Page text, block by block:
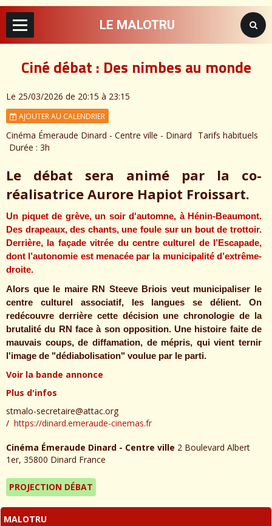
LE MALOTRU
Ciné débat : Des nimbes au monde
Le 25/03/2026 de 20:15 à 23:15
AJOUTER AU CALENDRIER
Cinéma Émeraude Dinard - Centre ville - Dinard
Tarifs habituels
Durée : 3h
Le débat sera animé par la co-
réalisatrice Aurore Hapiot Froissart.
Un piquet de grève, un soir d'automne, à Hénin-Beaumont.
Des drapeaux, des chants, une foule sur un bout de trottoir.
Derrière, la façade vitrée du centre culturel de l’Escapade,
dont l’autonomie est menacée par la municipalité d’extrême-
droite.
Alors que le maire RN Steeve Briois veut municipaliser le
centre culturel associatif, les langues se délient. On
redécouvre derrière cette décision une chronologie de la
brutalité du RN face à son opposition. Une histoire faite de
mauvais coups, de diffamation, de mépris, qui vient ternir
l'image de "dédiabolisation" voulue par le parti.
Voir la bande annonce
Plus d'infos
stmalo-secretaire@attac.org
https://dinard.emeraude-cinemas.fr
Cinéma Émeraude Dinard - Centre ville 2 Boulevard Albert
1er, 35800 Dinard France
PROJECTION DÉBAT
MALOTRU